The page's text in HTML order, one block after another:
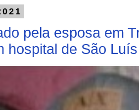
pela esposa em
hospital de São Luís